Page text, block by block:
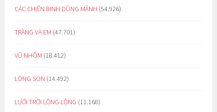
CÁC CHIẾN BINH DŨNG MÃNH (54.926)
TRĂNG VÀ EM (47.701)
VŨ NHÔM (18.412)
LÒNG SON (14.492)
LƯỚI TRỜI LỒNG LỘNG (11.168)